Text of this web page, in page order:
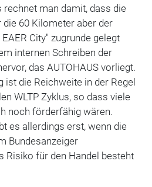
rechnet man damit, dass die
60 Kilometer aber der
EAER City" zugrunde gelegt
internen Schreiben der
das AUTOHAUS vorliegt.
ist die Reichweite in der Regel
WLTP Zyklus, so dass viele
noch förderfähig wären.
es allerdings erst, wenn die
Bundesanzeiger
Risiko für den Handel besteht